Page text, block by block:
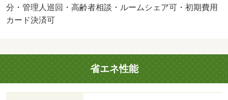
続き入居審査等もスムーズに対応可能！お気軽にご相談く
ださい。・バイク置場：なし・駐輪場：なし
分・管理人巡回・高齢者相談・ルームシェア可・初期費用
カード決済可
省エネ性能